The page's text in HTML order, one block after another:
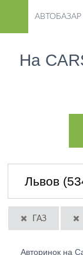
АВТОБАЗАР
На
ГАЗ
Авторинок на